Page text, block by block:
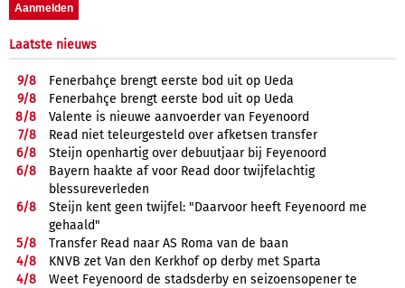
Laatste nieuws
9/8
Fenerbahçe brengt eerste bod uit op Ueda
9/8
Fenerbahçe brengt eerste bod uit op Ueda
8/8
Valente is nieuwe aanvoerder van Feyenoord
7/8
Read niet teleurgesteld over afketsen transfer
6/8
Steijn openhartig over debuutjaar bij Feyenoord
6/8
Bayern haakte af voor Read door twijfelachtig
blessureverleden
6/8
Steijn kent geen twijfel: "Daarvoor heeft Feyenoord me
gehaald"
5/8
Transfer Read naar AS Roma van de baan
4/8
KNVB zet Van den Kerkhof op derby met Sparta
4/8
Weet Feyenoord de stadsderby en seizoensopener te